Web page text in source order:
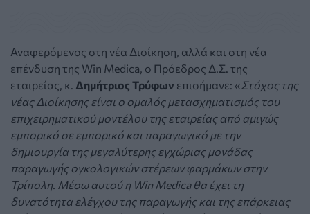
Αναφερόμενος στη νέα Διοίκηση, αλλά και στη νέα
επένδυση της Win Medica, ο Πρόεδρος Δ.Σ. της
εταιρείας, κ. Δημήτριος Τρύφων επισήμανε: « Στόχος της
νέας Διοίκησης είναι ο ομαλός μετασχηματισμός του
επιχειρηματικού μοντέλου της εταιρείας από αμιγώς
εμπορικό σε εμπορικό και παραγωγικό με την
δημιουργία της μεγαλύτερης εγχώριας μονάδας
παραγωγής ογκολογικών στέρεων φαρμάκων στην
Τρίπολη. Μέσω αυτού η Win Medica θα έχει τη
δυνατότητα ελέγχου της παραγωγής και της επάρκειας